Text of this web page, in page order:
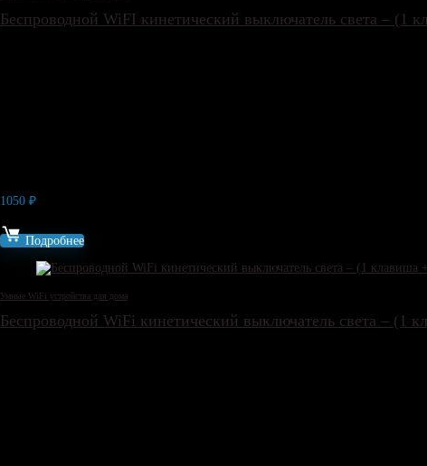
Беспроводной WiFI кинетический выключатель света – (1
1050 ₽
Подробнее
Умные WiFi устройства для дома
Беспроводной WiFi кинетический выключатель света – (1